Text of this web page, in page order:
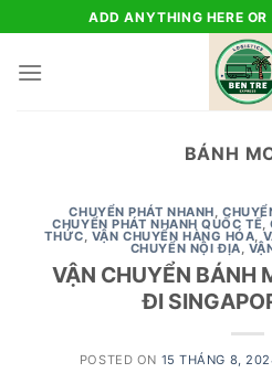
to
content
ADD ANYTHING HERE
BÁNH
CHUYỂN PHÁT NHANH,
CHUYỂN PHÁT NHANH QUỐC TẾ,
THỨC, VẬN CHUYỂN HÀNG HÓA,
CHUYỂN NỘI ĐỊA,
VẬN CHUYỂN BÁNH
ĐI
POSTED ON 15 THÁNG 8,